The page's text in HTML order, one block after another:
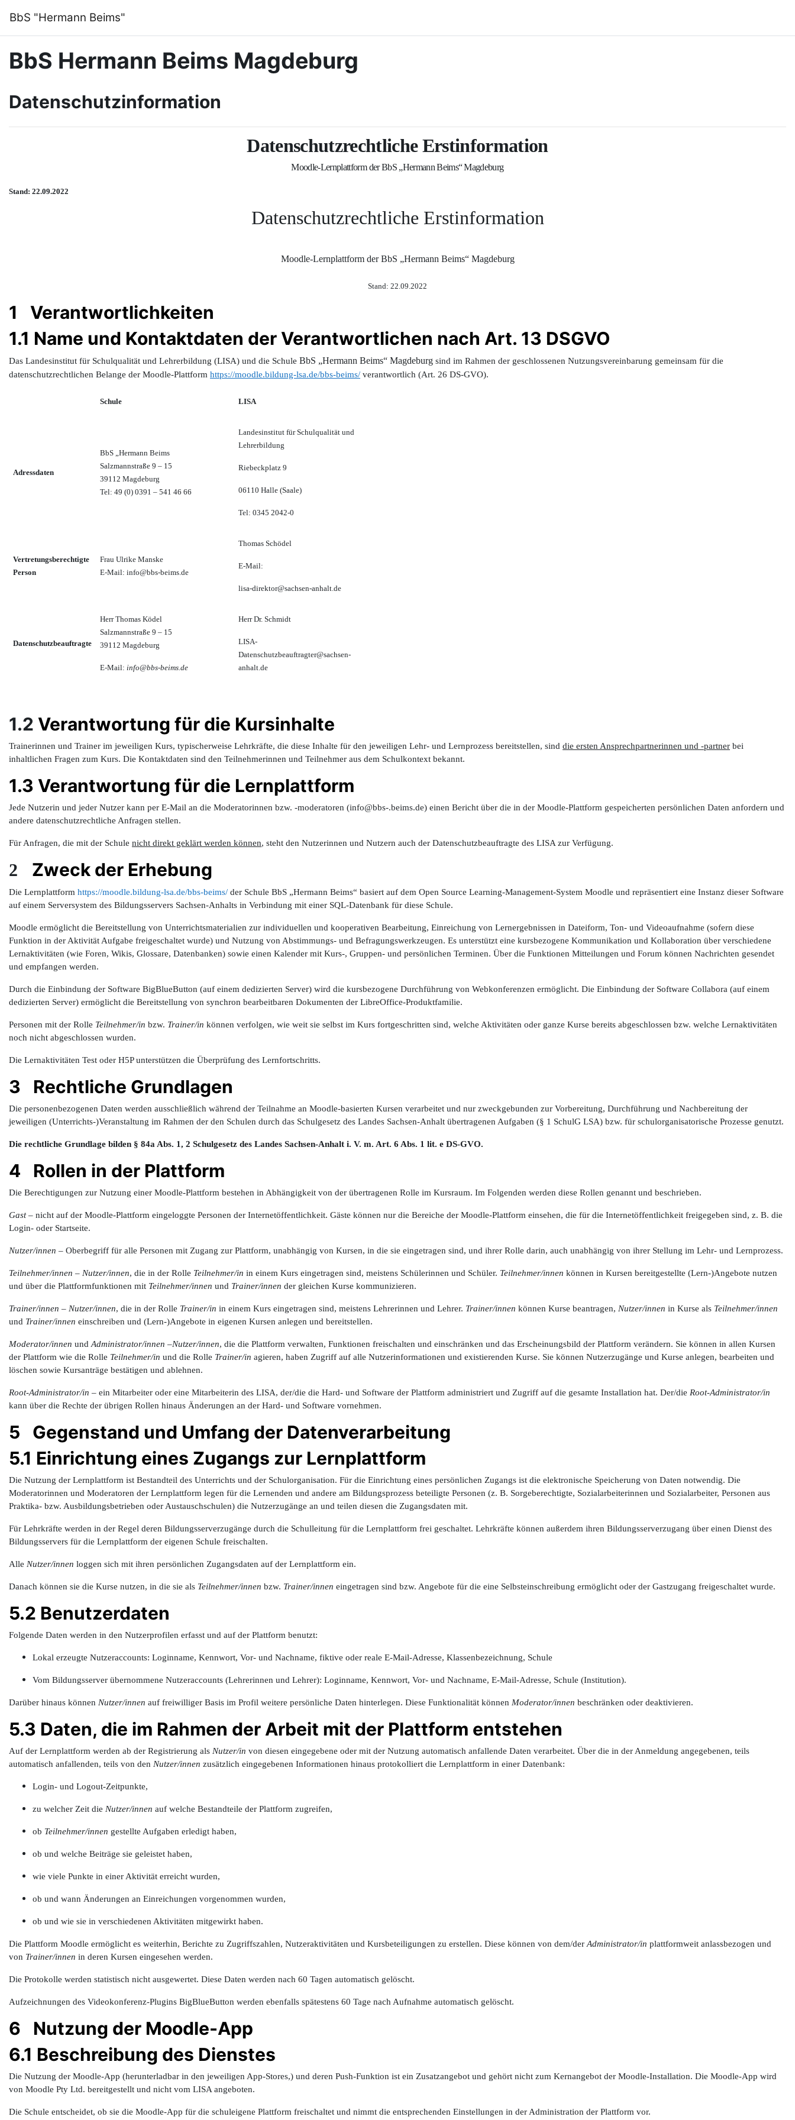
BbS "Hermann Beims"
BbS Hermann Beims Magdeburg
Datenschutzinformation
Datenschutzrechtliche Erstinformation
Moodle-Lernplattformder BbS „Hermann Beims“ Magdeburg
Stand: 22.09.2022
Datenschutzrechtliche Erstinformation
Moodle-Lernplattform der BbS „Hermann Beims“ Magdeburg
Stand: 22.09.2022
1 Verantwortlichkeiten
1.1 Name und Kontaktdaten der Verantwortlichen nach Art. 13 DSGVO
Das Landesinstitut für Schulqualität und Lehrerbildung (LISA) und die Schule BbS „Hermann Beims“ Magdeburg sind im Rahmen der geschlossenen Nutzungsvereinbarung gemeinsam für die
datenschutzrechtlichen Belange der Moodle-Plattform https://moodle.bildung-lsa.de/bbs-beims/ verantwortlich (Art. 26 DS-GVO).
Schule LISA
Adressdaten
BbS „Hermann Beims
Salzmannstraße 9 – 15
39112 Magdeburg
Tel: 49 (0) 0391 – 541 46 66
Landesinstitut für Schulqualität und
Lehrerbildung
Riebeckplatz 9
06110 Halle (Saale)
Tel: 0345 2042-0
Vertretungsberechtigte
Person
Frau Ulrike Manske
E-Mail: info@bbs-beims.de
Thomas Schödel
E-Mail:
lisa-direktor@sachsen-anhalt.de
Datenschutzbeauftragte
Herr Thomas Ködel
Salzmannstraße 9 – 15
39112 Magdeburg
E-Mail: info@bbs-beims.de
Herr Dr. Schmidt
LISA-
Datenschutzbeauftragter@sachsen-
anhalt.de
1.2 Verantwortung für die Kursinhalte
Trainerinnen und Trainer im jeweiligen Kurs, typischerweise Lehrkräfte, die diese Inhalte für den jeweiligen Lehr- und Lernprozess bereitstellen, sind die ersten Ansprechpartnerinnen und -partner bei
inhaltlichen Fragen zum Kurs. Die Kontaktdaten sind den Teilnehmerinnen und Teilnehmer aus dem Schulkontext bekannt.
1.3 Verantwortung für die Lernplattform
Jede Nutzerin und jeder Nutzer kann per E-Mail an die Moderatorinnen bzw. -moderatoren (info@bbs-.beims.de) einen Bericht über die in der Moodle-Plattform gespeicherten persönlichen Daten anfordern und
andere datenschutzrechtliche Anfragen stellen.
Für Anfragen, die mit der Schule nicht direkt geklärt werden können, steht den Nutzerinnen und Nutzern auch der Datenschutzbeauftragte des LISA zur Verfügung.
2 Zweck der Erhebung
Die Lernplattform https://moodle.bildung-lsa.de/bbs-beims/ der Schule BbS „Hermann Beims“ basiert auf dem Open Source Learning-Management-System Moodle und repräsentiert eine Instanz dieser Software
auf einem Serversystem des Bildungsservers Sachsen-Anhalts in Verbindung mit einer SQL-Datenbank für diese Schule.
Moodle ermöglicht die Bereitstellung von Unterrichtsmaterialien zur individuellen und kooperativen Bearbeitung, Einreichung von Lernergebnissen in Dateiform, Ton- und Videoaufnahme (sofern diese
Funktion in der Aktivität Aufgabe freigeschaltet wurde) und Nutzung von Abstimmungs- und Befragungswerkzeugen. Es unterstützt eine kursbezogene Kommunikation und Kollaboration über verschiedene
Lernaktivitäten (wie Foren, Wikis, Glossare, Datenbanken) sowie einen Kalender mit Kurs-, Gruppen- und persönlichen Terminen. Über die Funktionen Mitteilungen und Forum können Nachrichten gesendet
und empfangen werden.
Durch die Einbindung der Software BigBlueButton (auf einem dedizierten Server) wird die kursbezogene Durchführung von Webkonferenzen ermöglicht. Die Einbindung der Software Collabora (auf einem
dedizierten Server) ermöglicht die Bereitstellung von synchron bearbeitbaren Dokumenten der LibreOffice-Produktfamilie.
Personen mit der Rolle Teilnehmer/in bzw. Trainer/in können verfolgen, wie weit sie selbst im Kurs fortgeschritten sind, welche Aktivitäten oder ganze Kurse bereits abgeschlossen bzw. welche Lernaktivitäten
noch nicht abgeschlossen wurden.
Die Lernaktivitäten Test oder H5P unterstützen die Überprüfung des Lernfortschritts.
3 Rechtliche Grundlagen
Die personenbezogenen Daten werden ausschließlich während der Teilnahme an Moodle-basierten Kursen verarbeitet und nur zweckgebunden zur Vorbereitung, Durchführung und Nachbereitung der
jeweiligen (Unterrichts-)Veranstaltung im Rahmen der den Schulen durch das Schulgesetz des Landes Sachsen-Anhalt übertragenen Aufgaben (§ 1 SchulG LSA) bzw. für schulorganisatorische Prozesse genutzt.
Die rechtliche Grundlage bilden § 84a Abs. 1, 2 Schulgesetz des Landes Sachsen-Anhalt i. V. m. Art. 6 Abs. 1 lit. e DS-GVO.
4 Rollen in der Plattform
Die Berechtigungen zur Nutzung einer Moodle-Plattform bestehen in Abhängigkeit von der übertragenen Rolle im Kursraum. Im Folgenden werden diese Rollen genannt und beschrieben.
Gast– nicht auf der Moodle-Plattform eingeloggte Personen der Internetöffentlichkeit. Gäste können nur die Bereiche der Moodle-Plattform einsehen, die für die Internetöffentlichkeit freigegeben sind, z. B. die
Login- oder Startseite.
Nutzer/innen – Oberbegriff für alle Personen mit Zugang zur Plattform, unabhängig von Kursen, in die sie eingetragen sind, und ihrer Rolle darin, auch unabhängig von ihrer Stellung im Lehr- und Lernprozess.
Teilnehmer/innen – Nutzer/innen, die in der Rolle Teilnehmer/in in einem Kurs eingetragen sind, meistens Schülerinnen und Schüler. Teilnehmer/innen können in Kursen bereitgestellte (Lern-)Angebote nutzen
und über die Plattformfunktionen mit Teilnehmer/innen und Trainer/innen der gleichen Kurse kommunizieren.
Trainer/innen – Nutzer/innen, die in der Rolle Trainer/in in einem Kurs eingetragen sind, meistens Lehrerinnen und Lehrer. Trainer/innen können Kurse beantragen, Nutzer/innen in Kurse als Teilnehmer/innen
und Trainer/innen einschreiben und (Lern-)Angebote in eigenen Kursen anlegen und bereitstellen.
Moderator/innen und Administrator/innen –Nutzer/innen, die die Plattform verwalten, Funktionen freischalten und einschränken und das Erscheinungsbild der Plattform verändern. Sie können in allen Kursen
der Plattform wie die Rolle Teilnehmer/in und die Rolle Trainer/in agieren, haben Zugriff auf alle Nutzerinformationen und existierenden Kurse. Sie können Nutzerzugänge und Kurse anlegen, bearbeiten und
löschen sowie Kursanträge bestätigen und ablehnen.
Root-Administrator/in – ein Mitarbeiter oder eine Mitarbeiterin des LISA, der/die die Hard- und Software der Plattform administriert und Zugriff auf die gesamte Installation hat. Der/die Root-Administrator/in
kann über die Rechte der übrigen Rollen hinaus Änderungen an der Hard- und Software vornehmen.
5 Gegenstand und Umfang der Datenverarbeitung
5.1 Einrichtung eines Zugangs zur Lernplattform
Die Nutzung der Lernplattform ist Bestandteil des Unterrichts und der Schulorganisation. Für die Einrichtung eines persönlichen Zugangs ist die elektronische Speicherung von Daten notwendig. Die
Moderatorinnen und Moderatoren der Lernplattform legen für die Lernenden und andere am Bildungsprozess beteiligte Personen (z. B. Sorgeberechtigte, Sozialarbeiterinnen und Sozialarbeiter, Personen aus
Praktika- bzw. Ausbildungsbetrieben oder Austauschschulen) die Nutzerzugänge an und teilen diesen die Zugangsdaten mit.
Für Lehrkräfte werden in der Regel deren Bildungsserverzugänge durch die Schulleitung für die Lernplattform frei geschaltet. Lehrkräfte können außerdem ihren Bildungsserverzugang über einen Dienst des
Bildungsservers für die Lernplattform der eigenen Schule freischalten.
Alle Nutzer/innen loggen sich mit ihren persönlichen Zugangsdaten auf der Lernplattform ein.
Danach können sie die Kurse nutzen, in die sie als Teilnehmer/innen bzw. Trainer/innen eingetragen sind bzw. Angebote für die eine Selbsteinschreibung ermöglicht oder der Gastzugang freigeschaltet wurde.
5.2 Benutzerdaten
Folgende Daten werden in den Nutzerprofilen erfasst und auf der Plattform benutzt:
Lokal erzeugte Nutzeraccounts: Loginname, Kennwort, Vor- und Nachname, fiktive oder reale E-Mail-Adresse, Klassenbezeichnung, Schule
Vom Bildungsserver übernommene Nutzeraccounts (Lehrerinnen und Lehrer): Loginname, Kennwort, Vor- und Nachname, E-Mail-Adresse, Schule (Institution).
Darüber hinaus können Nutzer/innen auf freiwilliger Basis im Profil weitere persönliche Daten hinterlegen. Diese Funktionalität können Moderator/innen beschränken oder deaktivieren.
5.3 Daten, die im Rahmen der Arbeit mit der Plattform entstehen
Auf der Lernplattform werden ab der Registrierung als Nutzer/in von diesen eingegebene oder mit der Nutzung automatisch anfallende Daten verarbeitet. Über die in der Anmeldung angegebenen, teils
automatisch anfallenden, teils von den Nutzer/innen zusätzlich eingegebenen Informationen hinaus protokolliert die Lernplattform in einer Datenbank:
Login- und Logout-Zeitpunkte,
zu welcher Zeit die Nutzer/innen auf welche Bestandteile der Plattform zugreifen,
ob Teilnehmer/innen gestellte Aufgaben erledigt haben,
ob und welche Beiträge sie geleistet haben,
wie viele Punkte in einer Aktivität erreicht wurden,
ob und wann Änderungen an Einreichungen vorgenommen wurden,
ob und wie sie in verschiedenen Aktivitäten mitgewirkt haben.
Die Plattform Moodle ermöglicht es weiterhin, Berichte zu Zugriffszahlen, Nutzeraktivitäten und Kursbeteiligungen zu erstellen. Diese können von dem/der Administrator/in plattformweit anlassbezogen und
von Trainer/innen in deren Kursen eingesehen werden.
Die Protokolle werden statistisch nicht ausgewertet. Diese Daten werden nach 60 Tagen automatisch gelöscht.
Aufzeichnungen des Videokonferenz-Plugins BigBlueButton werden ebenfalls spätestens 60 Tage nach Aufnahme automatisch gelöscht.
6 Nutzung der Moodle-App
6.1 Beschreibung des Dienstes
Die Nutzung der Moodle-App (herunterladbar in den jeweiligen App-Stores,) und deren Push-Funktion ist ein Zusatzangebot und gehört nicht zum Kernangebot der Moodle-Installation. Die Moodle-App wird
von Moodle Pty Ltd. bereitgestellt und nicht vom LISA angeboten.
Die Schule entscheidet, ob sie die Moodle-App für die schuleigene Plattform freischaltet und nimmt die entsprechenden Einstellungen in der Administration der Plattform vor.